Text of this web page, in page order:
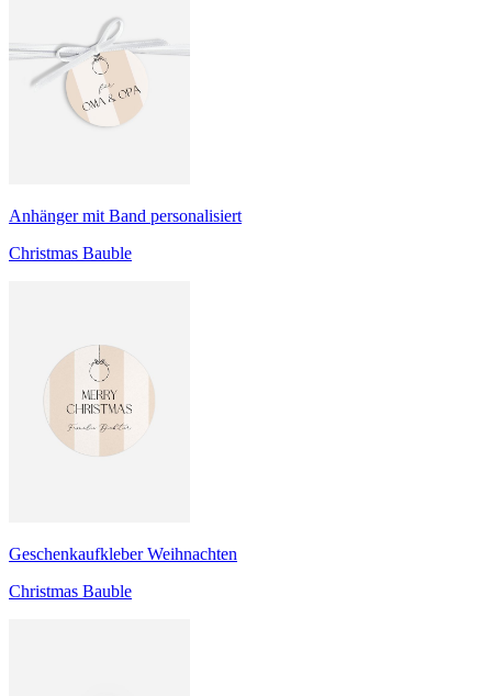
Anhänger mit Band personalisiert
Christmas Bauble
Geschenkaufkleber Weihnachten
Christmas Bauble